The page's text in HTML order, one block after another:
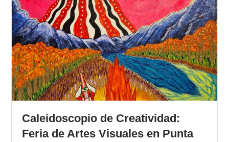
Caleidoscopio de Creatividad:
Feria de Artes Visuales en Punta